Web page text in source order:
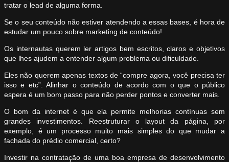
tratar o lead de alguma forma.
Se o seu conteúdo não estiver atendendo a essas bases, é hora de
estudar um pouco sobre marketing de conteúdo!
Os internautas querem ler artigos bem escritos, claros e objetivos
que lhes ajudem a entender algum problema ou dificuldade.
Eles não querem apenas textos de “compre agora, você precisa ter
isso e etc”. Alinhar o conteúdo de acordo com o que o público
espera é um bom passo para não perder pontos e converter mais.
O bom da internet é que ela permite melhorias contínuas sem
grandes investimentos. Reestruturar o layout da página, por
exemplo, é um processo muito mais simples do que mudar a
fachada do prédio comercial, certo?
Investir na contratação de uma boa empresa de desenvolvimento